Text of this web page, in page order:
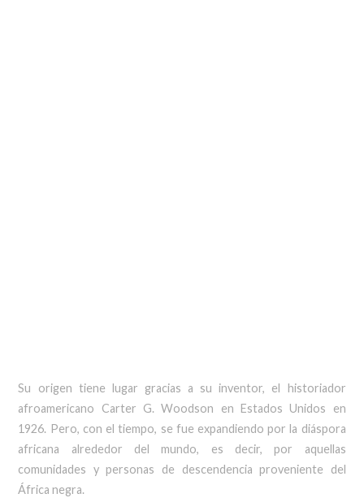
Su origen tiene lugar gracias a su inventor, el historiador
afroamericano Carter G. Woodson en Estados Unidos en
1926. Pero, con el tiempo, se fue expandiendo por la diáspora
africana alrededor del mundo, es decir, por aquellas
comunidades y personas de descendencia proveniente del
África negra.